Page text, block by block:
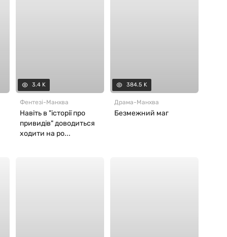
3.4 K
Фентезі-Манхва
Навіть в "історії про
привидів" доводиться
ходити на ро...
384.5 K
Драма-Манхва
Безмежний маг